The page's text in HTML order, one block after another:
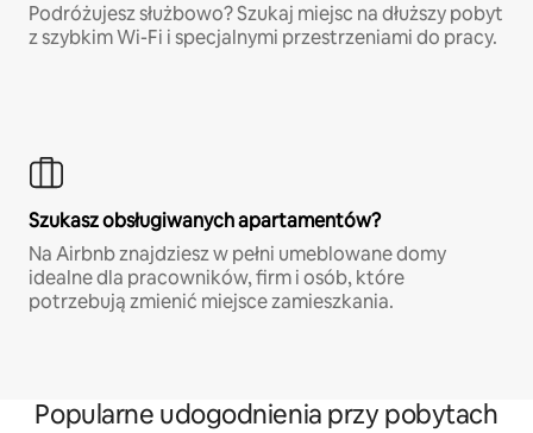
Podróżujesz służbowo? Szukaj miejsc na dłuższy pobyt
z szybkim Wi-Fi i specjalnymi przestrzeniami do pracy.
Szukasz obsługiwanych apartamentów?
Na Airbnb znajdziesz w pełni umeblowane domy
idealne dla pracowników, firm i osób, które
potrzebują zmienić miejsce zamieszkania.
Popularne udogodnienia przy pobytach